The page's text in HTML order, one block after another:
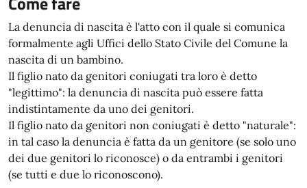
La denuncia di nascita è l'atto con il quale si comunica
formalmente agli Uffici dello Stato Civile del Comune la
nascita di un bambino.
Il figlio nato da genitori coniugati tra loro è detto
"legittimo": la denuncia di nascita può essere fatta
indistintamente da uno dei genitori.
Il figlio nato da genitori non coniugati è detto "naturale":
in tal caso la denuncia è fatta da un genitore (se solo uno
dei due genitori lo riconosce) o da entrambi i genitori
(se tutti e due lo riconoscono).